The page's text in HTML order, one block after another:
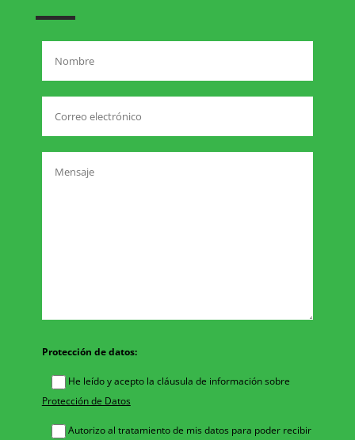
Protección de datos:
He leído y acepto la cláusula de información sobre
Protección de Datos
Autorizo al tratamiento de mis datos para poder recibir